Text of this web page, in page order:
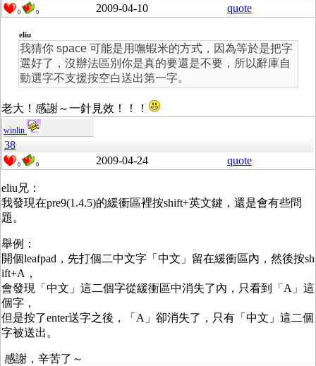
0 0 2009-04-10 quote
eliu
我猜你 space 可能是用嘸蝦米的方式，因為等於是把字
選好了，沒辦法區別你是真的要還是不要，所以辭庫自
動選字不支援按空白送出第一字。
老大！感謝～一針見效！！！
winlin
38
0 0 2009-04-24 quote
eliu兄：
我發現在pre9(1.4.5)的緩衝區裡按shift+英文鍵，還是會有些問
題。
舉例：
開個leafpad，先打個二中文字「中文」留在緩衝區內，然後按sh
ift+A，
會發現「中文」這二個字從緩衝區中消失了內，只看到「A」這
個字，
但是按了enter送字之後，「A」卻消失了，只有「中文」這二個
字被送出。
感謝，辛苦了～